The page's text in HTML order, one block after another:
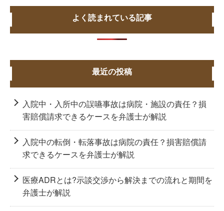
よく読まれている記事
最近の投稿
入院中・入所中の誤嚥事故は病院・施設の責任？損
害賠償請求できるケースを弁護士が解説
入院中の転倒・転落事故は病院の責任？損害賠償請
求できるケースを弁護士が解説
医療ADRとは?示談交渉から解決までの流れと期間を
弁護士が解説